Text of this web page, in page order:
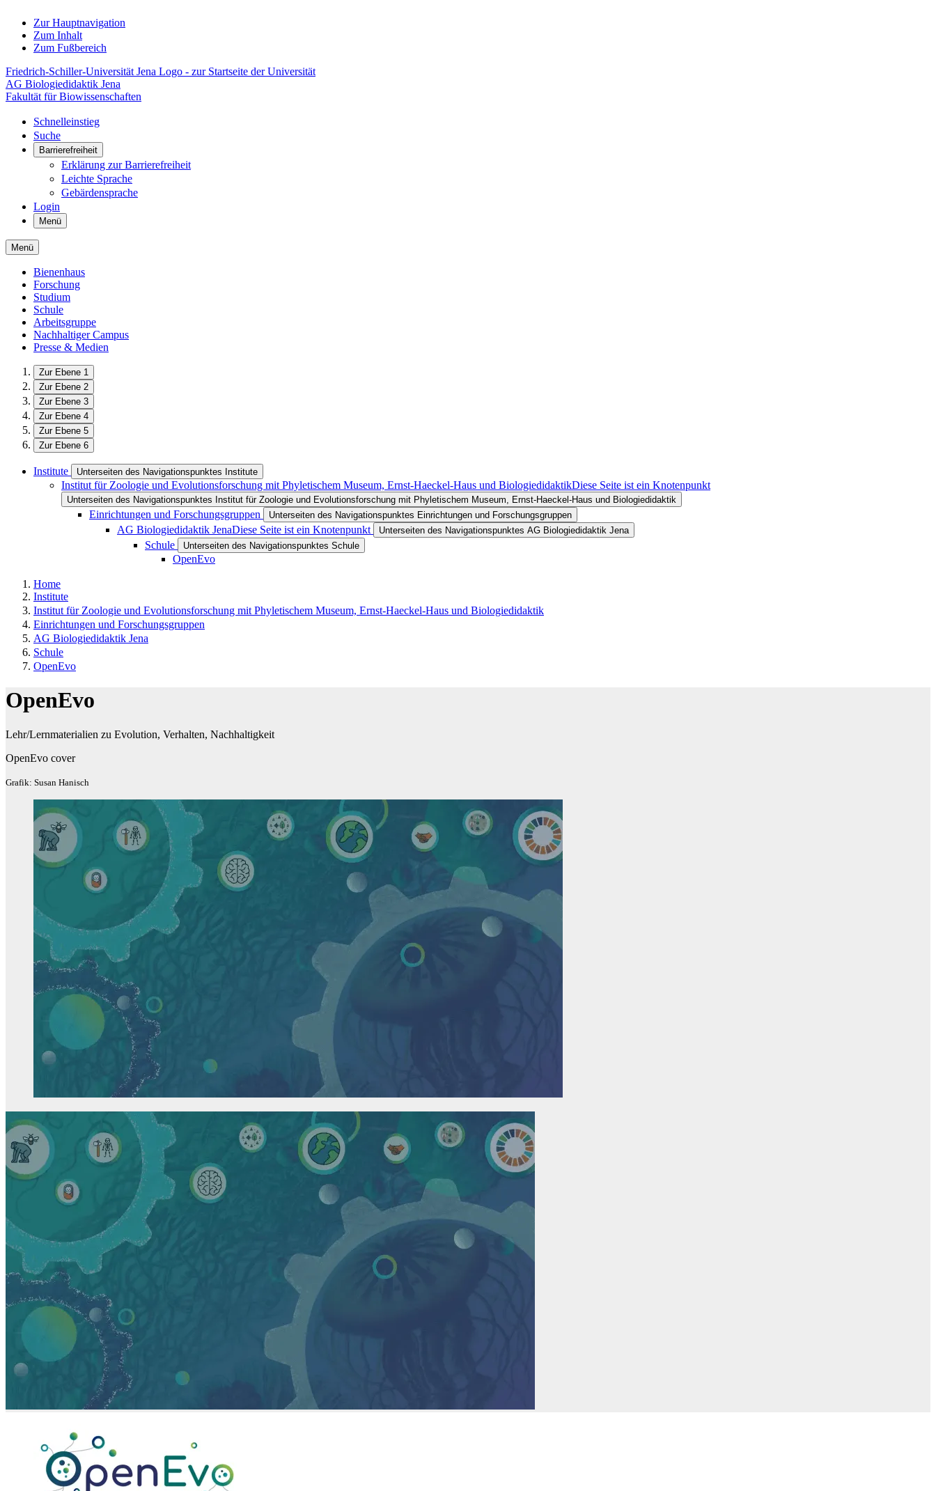
Zur Hauptnavigation
Zum Inhalt
Zum Fußbereich
Friedrich-Schiller-Universität Jena Logo - zur Startseite der Universität
AG Biologiedidaktik Jena
Fakultät für Biowissenschaften
Schnelleinstieg
Suche
Barrierefreiheit
Erklärung zur Barrierefreiheit
Leichte Sprache
Gebärdensprache
Login
Menü
Menü
Bienenhaus
Forschung
Studium
Schule
Arbeitsgruppe
Nachhaltiger Campus
Presse & Medien
Zur Ebene 1
Zur Ebene 2
Zur Ebene 3
Zur Ebene 4
Zur Ebene 5
Zur Ebene 6
Institute Unterseiten des Navigationspunktes Institute
Institut für Zoologie und Evolutionsforschung mit Phyletischem Museum, Ernst-Haeckel-Haus und BiologiedidaktikDiese Seite ist ein Knotenpunkt
Unterseiten des Navigationspunktes Institut für Zoologie und Evolutionsforschung mit Phyletischem Museum, Ernst-Haeckel-Haus und Biologiedidaktik
Einrichtungen und Forschungsgruppen Unterseiten des Navigationspunktes Einrichtungen und Forschungsgruppen
AG Biologiedidaktik JenaDiese Seite ist ein Knotenpunkt Unterseiten des Navigationspunktes AG Biologiedidaktik Jena
Schule Unterseiten des Navigationspunktes Schule
OpenEvo
Home
Institute
Institut für Zoologie und Evolutionsforschung mit Phyletischem Museum, Ernst-Haeckel-Haus und Biologiedidaktik
Einrichtungen und Forschungsgruppen
AG Biologiedidaktik Jena
Schule
OpenEvo
OpenEvo
Lehr/Lernmaterialien zu Evolution, Verhalten, Nachhaltigkeit
OpenEvo cover
Grafik: Susan Hanisch